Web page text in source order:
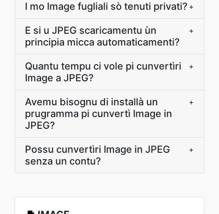
I mo Image fugliali sò tenuti privati? +
E si u JPEG scaricamentu ùn
principia micca automaticamenti?
+
Quantu tempu ci vole pi cunvertìri
Image a JPEG?
+
Avemu bisognu di installà un
prugramma pi cunvertì Image in
JPEG?
+
Possu cunvertìri Image in JPEG
senza un contu?
+